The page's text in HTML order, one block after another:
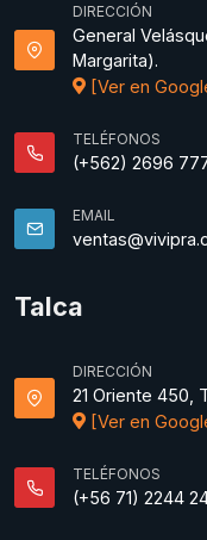
DIRECCIÓN
General
Margarita).
[Ver en
TELÉFONOS
(+562) 2696
EMAIL
Talca
DIRECCIÓN
21 Oriente 450,
[Ver en
TELÉFONOS
(+56 71) 2244